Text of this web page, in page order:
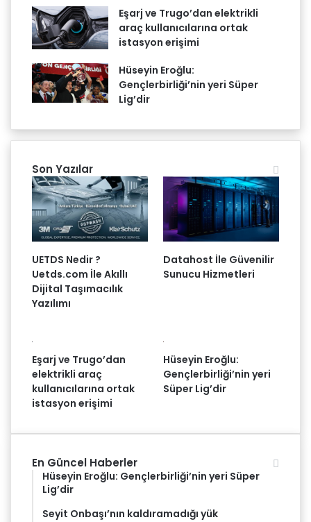
Eşarj ve Trugo’dan elektrikli
araç kullanıcılarına ortak
istasyon erişimi
Hüseyin Eroğlu:
Gençlerbirliği’nin yeri Süper
Lig’dir
Son Yazılar
UETDS Nedir ?
Uetds.com İle Akıllı
Dijital Taşımacılık
Yazılımı
Datahost İle Güvenilir
Sunucu Hizmetleri
Eşarj ve Trugo’dan
elektrikli araç
kullanıcılarına ortak
istasyon erişimi
Hüseyin Eroğlu:
Gençlerbirliği’nin yeri
Süper Lig’dir
En Güncel Haberler
Hüseyin Eroğlu: Gençlerbirliği’nin yeri Süper
Lig’dir
Seyit Onbaşı’nın kaldıramadığı yük